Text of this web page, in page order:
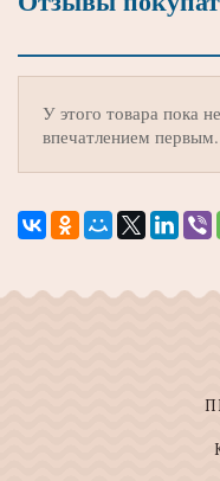
У этого товара пока
впечатлением первым.